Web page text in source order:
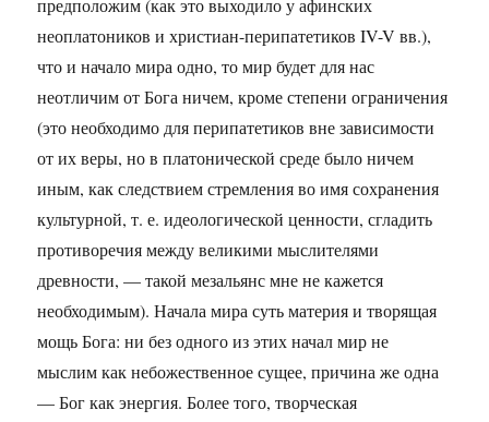
предположим (как это выходило у афинских
неоплатоников и христиан-перипатетиков IV-V вв.),
что и начало мира одно, то мир будет для нас
неотличим от Бога ничем, кроме степени ограничения
(это необходимо для перипатетиков вне зависимости
от их веры, но в платонической среде было ничем
иным, как следствием стремления во имя сохранения
культурной, т. е. идеологической ценности, сгладить
противоречия между великими мыслителями
древности, — такой мезальянс мне не кажется
необходимым). Начала мира суть материя и творящая
мощь Бога: ни без одного из этих начал мир не
мыслим как небожественное сущее, причина же одна
— Бог как энергия. Более того, творческая